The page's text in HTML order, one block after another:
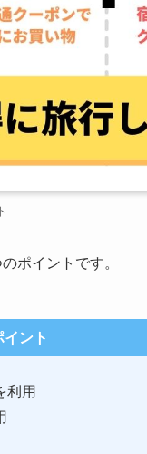
ポイントです。
ント
利用